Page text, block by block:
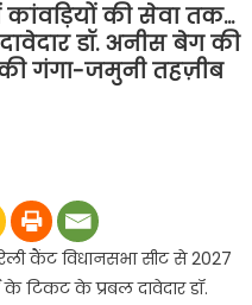
की सेवा तक…
डॉ. अनीस बेग की
गंगा-जमुनी तहज़ीब
कैंट विधानसभा सीट से 2027
के टिकट के प्रबल दावेदार डॉ.